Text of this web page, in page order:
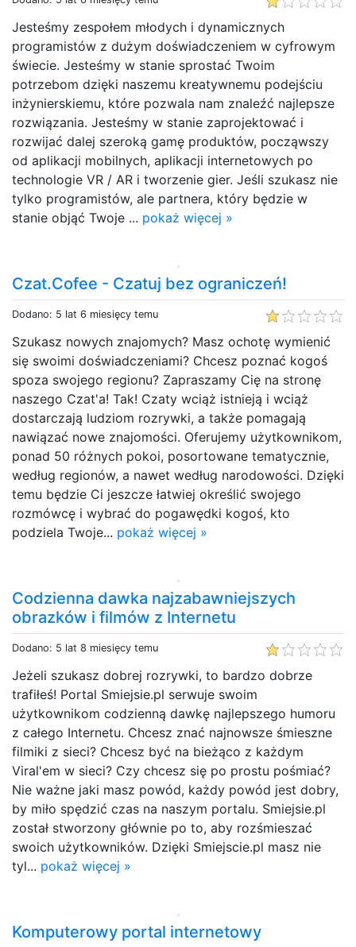
Jesteśmy zespołem młodych i dynamicznych
programistów z dużym doświadczeniem w cyfrowym
świecie. Jesteśmy w stanie sprostać Twoim
potrzebom dzięki naszemu kreatywnemu podejściu
inżynierskiemu, które pozwala nam znaleźć najlepsze
rozwiązania. Jesteśmy w stanie zaprojektować i
rozwijać dalej szeroką gamę produktów, począwszy
od aplikacji mobilnych, aplikacji internetowych po
technologie VR / AR i tworzenie gier. Jeśli szukasz nie
tylko programistów, ale partnera, który będzie w
stanie objąć Twoje ... pokaż więcej »
Czat.Cofee - Czatuj bez ograniczeń!
Dodano: 5 lat 6 miesięcy temu
Szukasz nowych znajomych? Masz ochotę wymienić
się swoimi doświadczeniami? Chcesz poznać kogoś
spoza swojego regionu? Zapraszamy Cię na stronę
naszego Czat'a! Tak! Czaty wciąż istnieją i wciąż
dostarczają ludziom rozrywki, a także pomagają
nawiązać nowe znajomości. Oferujemy użytkownikom,
ponad 50 różnych pokoi, posortowane tematycznie,
według regionów, a nawet według narodowości. Dzięki
temu będzie Ci jeszcze łatwiej określić swojego
rozmówcę i wybrać do pogawędki kogoś, kto
podziela Twoje... pokaż więcej »
Codzienna dawka najzabawniejszych
obrazków i filmów z Internetu
Dodano: 5 lat 8 miesięcy temu
Jeżeli szukasz dobrej rozrywki, to bardzo dobrze
trafiłeś! Portal Smiejsie.pl serwuje swoim
użytkownikom codzienną dawkę najlepszego humoru
z całego Internetu. Chcesz znać najnowsze śmieszne
filmiki z sieci? Chcesz być na bieżąco z każdym
Viral'em w sieci? Czy chcesz się po prostu pośmiać?
Nie ważne jaki masz powód, każdy powód jest dobry,
by miło spędzić czas na naszym portalu. Smiejsie.pl
został stworzony głównie po to, aby rozśmieszać
swoich użytkowników. Dzięki Smiejscie.pl masz nie
tyl... pokaż więcej »
Komputerowy portal internetowy